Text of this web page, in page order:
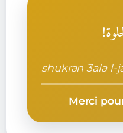
shukran 3ala l-
Merci